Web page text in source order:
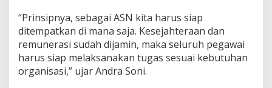
n
k
a
n
K
e
“Prinsipnya, sebagai ASN kita harus siap
ditempatkan di mana saja. Kesejahteraan dan
remunerasi sudah dijamin, maka seluruh pegawai
harus siap melaksanakan tugas sesuai kebutuhan
organisasi,” ujar Andra Soni.